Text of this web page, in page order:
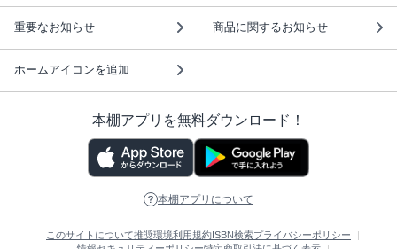
重要なお知らせ 商品に関するお知らせ
ホームアイコンを追加
本棚アプリを無料ダウンロード！
本棚アプリについて
このサイトについて推奨環境利用規約 ISBN検索プライバシーポリシー